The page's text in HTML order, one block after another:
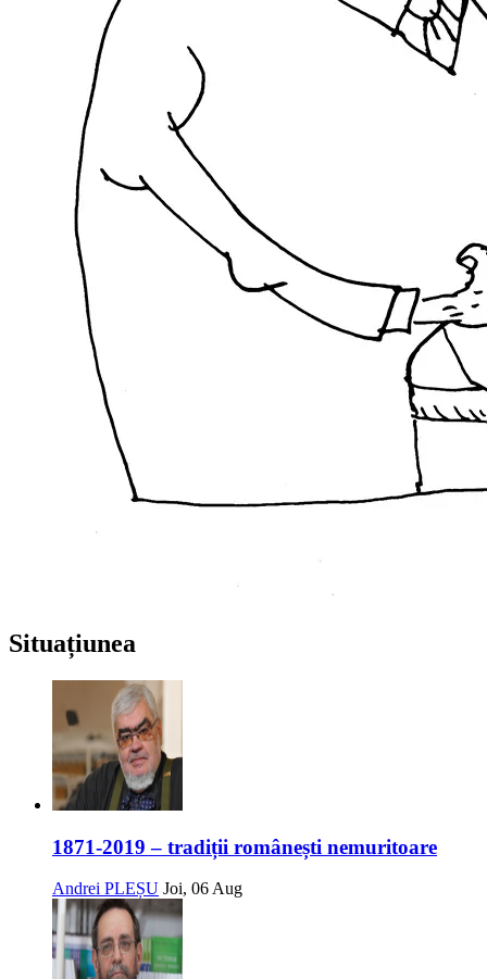
Situațiunea
1871-2019 – tradiții românești nemuritoare
Andrei PLEȘU Joi, 06 Aug